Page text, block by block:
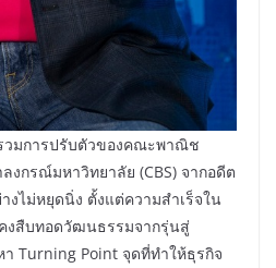
รปรับตัวของคณะพาณิช
กรณ์มหาวิทยาลัย (CBS) จากอดีต
งไม่หยุดนิ่ง ตั้งแต่ความสำเร็จใน
งสืบทอดวัฒนธรรมจากรุ่นสู่
Point จุดที่ทำให้ธุรกิจ